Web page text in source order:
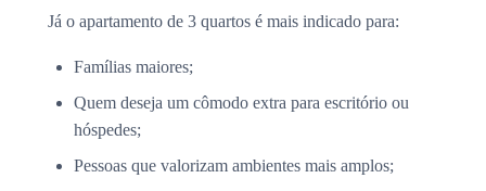
Já o apartamento de 3 quartos é mais indicado para:
Famílias maiores;
Quem deseja um cômodo extra para escritório ou
hóspedes;
Pessoas que valorizam ambientes mais amplos;